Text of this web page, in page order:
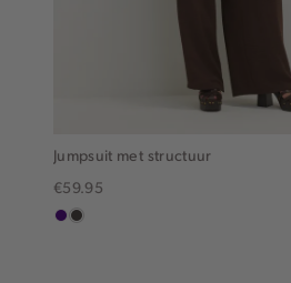
Jumpsuit met structuur
€59.95
indigochoco